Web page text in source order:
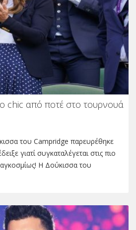
chic από ποτέ στο τουρνουά
του Campridge παρευρέθηκε
γιατί συγκαταλέγεται στις πιο
Η Δούκισσα του